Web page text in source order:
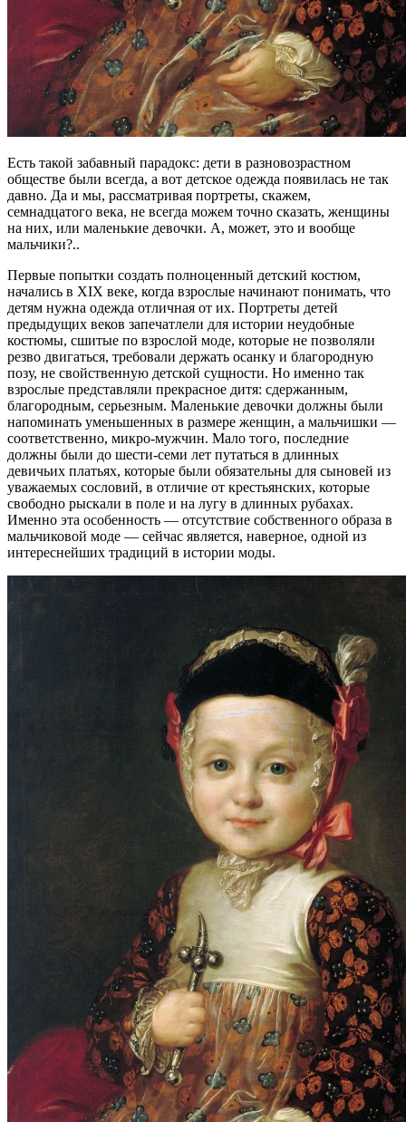
Есть такой забавный парадокс: дети в разновозрастном
обществе были всегда, а вот детское одежда появилась не так
давно. Да и мы, рассматривая портреты, скажем,
семнадцатого века, не всегда можем точно сказать, женщины
на них, или маленькие девочки. А, может, это и вообще
мальчики?..
Первые попытки создать полноценный детский костюм,
начались в XIX веке, когда взрослые начинают понимать, что
детям нужна одежда отличная от их. Портреты детей
предыдущих веков запечатлели для истории неудобные
костюмы, сшитые по взрослой моде, которые не позволяли
резво двигаться, требовали держать осанку и благородную
позу, не свойственную детской сущности. Но именно так
взрослые представляли прекрасное дитя: сдержанным,
благородным, серьезным. Маленькие девочки должны были
напоминать уменьшенных в размере женщин, а мальчишки —
соответственно, микро-мужчин. Мало того, последние
должны были до шести-семи лет путаться в длинных
девичьих платьях, которые были обязательны для сыновей из
уважаемых сословий, в отличие от крестьянских, которые
свободно рыскали в поле и на лугу в длинных рубахах.
Именно эта особенность — отсутствие собственного образа в
мальчиковой моде — сейчас является, наверное, одной из
интереснейших традиций в истории моды.